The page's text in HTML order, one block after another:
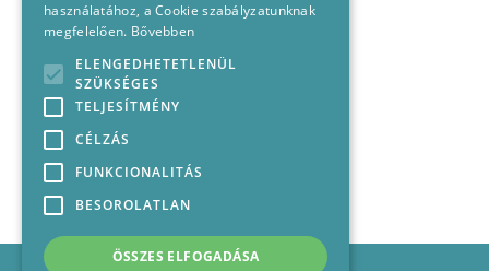
Impresszum
használatához, a Cookie szabályzatunknak
megfelelően. Bővebben
ELENGEDHETETLENÜL
SZÜKSÉGES
TELJESÍTMÉNY
CÉLZÁS
FUNKCIONALITÁS
BESOROLATLAN
ÖSSZES ELFOGADÁSA